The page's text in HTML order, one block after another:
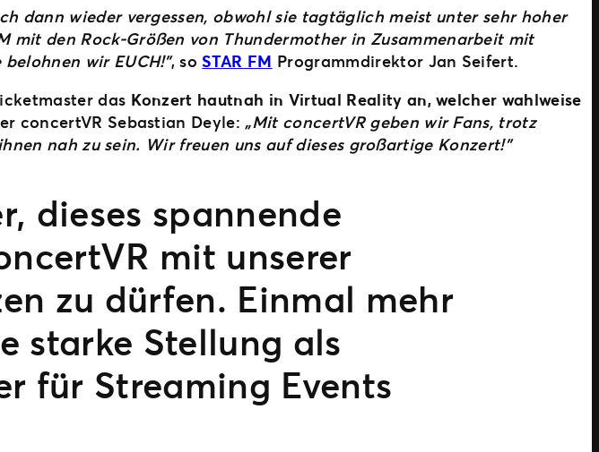
dann wieder vergessen, obwohl sie tagtäglich meist unter sehr hoher
mit den Rock-Größen von Thundermother in Zusammenarbeit mit
wir EUCH!”, soSTAR FM Programmdirektor Jan Seifert.
das Konzert hautnah in Virtual Reality an, welcher wahlweise
concertVR Sebastian Deyle: „Mit concertVR geben wir Fans, trotz
nah zu sein. Wir freuen uns auf dieses großartige Konzert!”
dieses spannende
mit unserer
zu dürfen. Einmal mehr
starke Stellung als
für Streaming Events